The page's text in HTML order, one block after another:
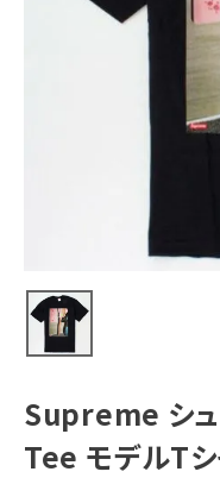
Tシャツ・ロングスリーブ
パーカー・トレーナー
キャップ・ハット
Supreme シ
Tee モデルTシ